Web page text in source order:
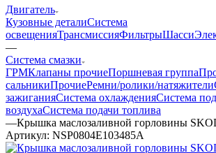
Двигатель
Кузовные деталиСистема
освещенияТрансмиссияФильтрыШасси
—
Система смазки
ГРМКлапаны прочиеПоршневая группа
сальникиПрочиеРемни/ролики/натяжители
зажиганияСистема охлажденияСистема
воздухаСистема подачи топлива
—Крышка маслозаливной горловины
Артикул: NSP0804E103485A